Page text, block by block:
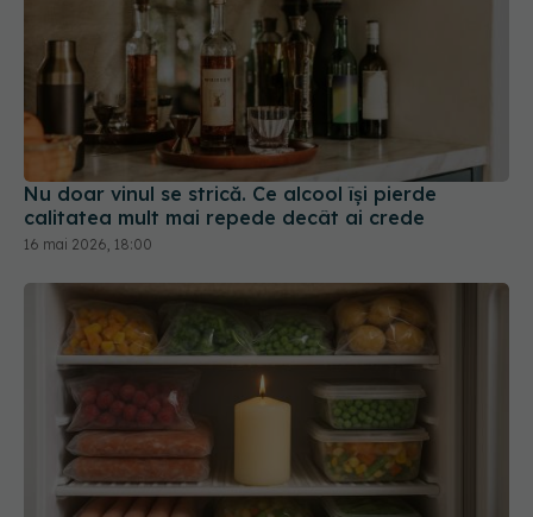
Nu doar vinul se strică. Ce alcool își pierde
calitatea mult mai repede decât ai crede
16 mai 2026, 18:00